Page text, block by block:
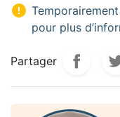

pour plus
Partager